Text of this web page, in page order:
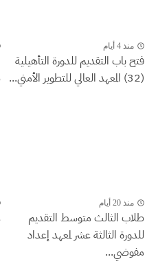
منذ 4 أيام
فتح باب التقديم للدورة التأهيلية
(32) المعهد العالي للتطوير الأمني...
منذ 20 أيام
طلاب الثالث متوسط التقديم
للدورة الثالثة عشر لمعهد إعداد
مفوضي...